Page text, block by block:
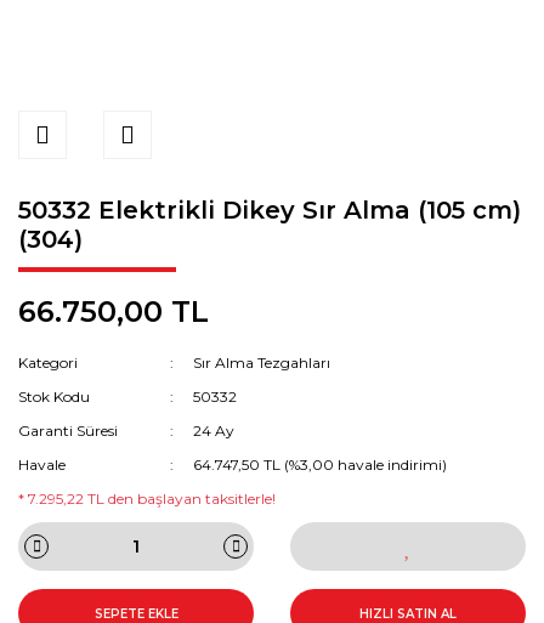
50332 Elektrikli Dikey Sır Alma (105 cm)
(304)
66.750,00 TL
Kategori
Sır Alma Tezgahları
Stok Kodu
50332
Garanti Süresi
24 Ay
Havale
64.747,50 TL (%3,00 havale indirimi)
* 7.295,22 TL den başlayan taksitlerle!
SEPETE EKLE HIZLI SATIN AL